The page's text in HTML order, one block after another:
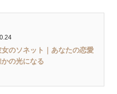
のソネット｜あなたの恋愛
の光になる